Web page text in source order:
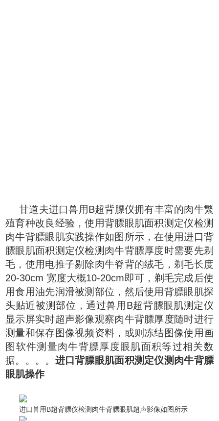
甘道夫进口兽用B超背膘仪拥有丰富的肉牛繁
殖育种改良经验，使用背膘眼肌面积测定仪检测
肉牛背膘眼肌实践操作如图所示，在使用进口背
膘眼肌面积测定仪检测肉牛背膘厚度时需要先剃
毛，使用电推子剔除肉牛脊背的绒毛，剃毛长度
20-30cm 宽度大概10-20cm即可，剃毛完成后使
用食用油先润滑被测部位，然后使用背膘眼肌探
头贴近被测部位，通过兽用B超背膘眼肌测定仪
显示屏实时超声影像观察肉牛背膘厚度随时进行
测量和保存图像视频资料，或则冻结图像使用画
图软件测量肉牛背膘厚度眼肌面积等过相关数
据。。。。 进口背膘眼肌面积测定仪测肉牛背膘
眼肌操作
进口兽用B超背膘仪检测肉牛背膘眼肌超声影像如图所示